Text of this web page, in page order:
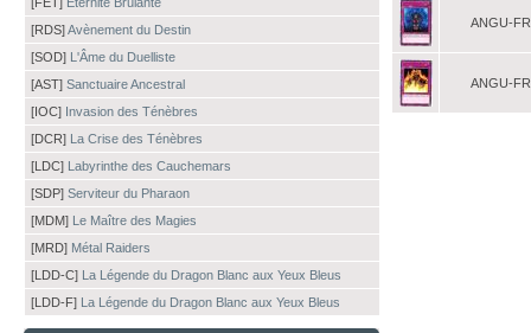
[RDS]Avènement du Destin
[SOD] L'Âme du Duelliste
[AST] Sanctuaire Ancestral
[IOC] Invasion des Ténèbres
[DCR] La Crise des Ténèbres
[LDC] Labyrinthe des Cauchemars
[SDP] Serviteur du Pharaon
[MDM] Le Maître des Magies
[MRD] Métal Raiders
[LDD-C] La Légende du Dragon Blanc aux Yeux Bleus
[LDD-F] La Légende du Dragon Blanc aux Yeux Bleus
ANGU-
ANGU-